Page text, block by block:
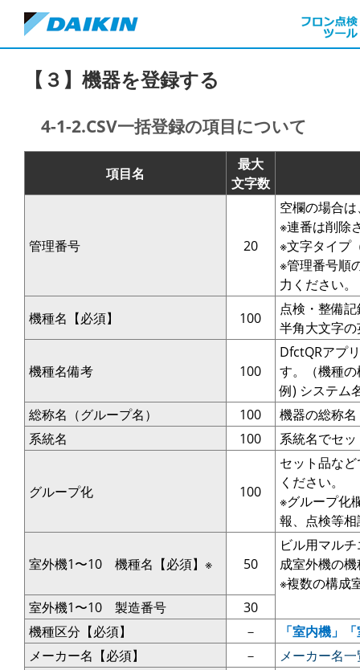
【３】機器を登録する
4-1-2.CSV一括登録の項目について
項目名
最大
文字数
管理番号 20
空欄の場合
※連番は削除
※文字タイプ
※管理番号順
力ください。
機種名【必須】
100
点検・整備
半角大文字
機種名備考 100
DfctQRアプ
す。（機種
例) システム
総称名（グループ名）
100
機器の総称
系統名
100 系統名でセ
グループ化 100
セット品な
ください。
※グループ化
報、点検等
室外機1〜10 機種名【必須】※ 50
ビル用マル
成室外機の
※複数の構成
室外機1〜10 製造番号
30
機種区分【必須】
－
「室内機」
メーカー名【必須】
－
メーカー名